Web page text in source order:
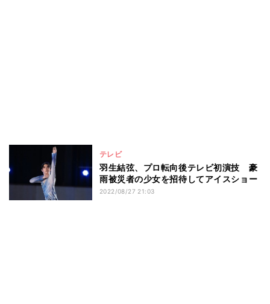
テレビ
羽生結弦、プロ転向後テレビ初演技 豪
雨被災者の少女を招待してアイスショー
2022/08/27 21:03